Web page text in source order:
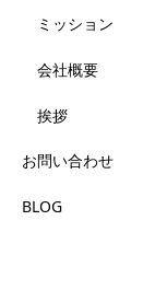
ミッション
会社概要
挨拶
お問い合わせ
BLOG